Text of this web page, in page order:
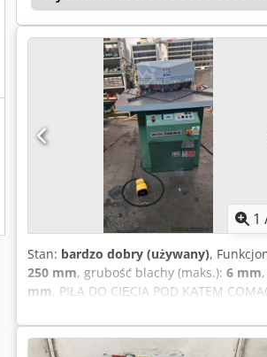
dobrym stanie. Prezentacja pod
Ah Soa
1
Stan: bardzo dobry (używany),
250 mm, grubość blachy (maks.): 6 mm
mm, PIŁA DO CIĘCIA POD KĄTEM
roboczego: 1200 x 900 mm Długość
Codszkg Hiepfx Ah Seha Maksymalna
Wewnętrzny: SVR 423